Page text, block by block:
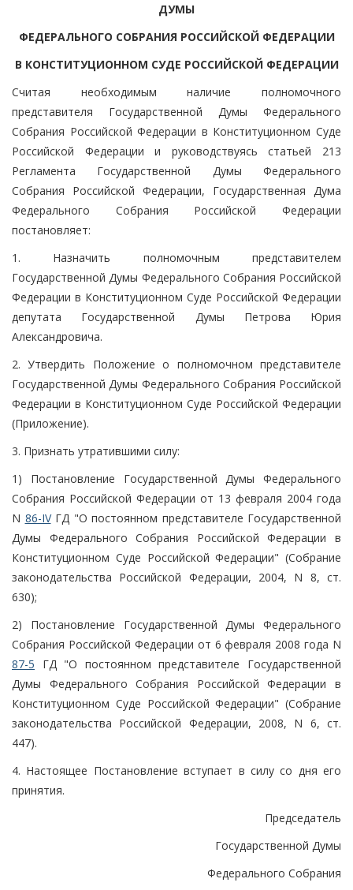
ДУМЫ
ФЕДЕРАЛЬНОГО СОБРАНИЯ РОССИЙСКОЙ ФЕДЕРАЦИИ
В КОНСТИТУЦИОННОМ СУДЕ РОССИЙСКОЙ ФЕДЕРАЦИИ
Считая необходимым наличие полномочного
представителя Государственной Думы Федерального
Собрания Российской Федерации в Конституционном Суде
Российской Федерации и руководствуясь статьей 213
Регламента Государственной Думы Федерального
Собрания Российской Федерации, Государственная Дума
Федерального Собрания Российской Федерации
постановляет:
1. Назначить полномочным представителем
Государственной Думы Федерального Собрания Российской
Федерации в Конституционном Суде Российской Федерации
депутата Государственной Думы Петрова Юрия
Александровича.
2. Утвердить Положение о полномочном представителе
Государственной Думы Федерального Собрания Российской
Федерации в Конституционном Суде Российской Федерации
(Приложение).
3. Признать утратившими силу:
1) Постановление Государственной Думы Федерального
Собрания Российской Федерации от 13 февраля 2004 года
N 86-IVГД "О постоянном представителе Государственной
Думы Федерального Собрания Российской Федерации в
Конституционном Суде Российской Федерации" (Собрание
законодательства Российской Федерации, 2004, N 8, ст.
630);
2) Постановление Государственной Думы Федерального
Собрания Российской Федерации от 6 февраля 2008 года N
87-5 ГД "О постоянном представителе Государственной
Думы Федерального Собрания Российской Федерации в
Конституционном Суде Российской Федерации" (Собрание
законодательства Российской Федерации, 2008, N 6, ст.
447).
4. Настоящее Постановление вступает в силу со дня его
принятия.
Председатель
Государственной Думы
Федерального Собрания